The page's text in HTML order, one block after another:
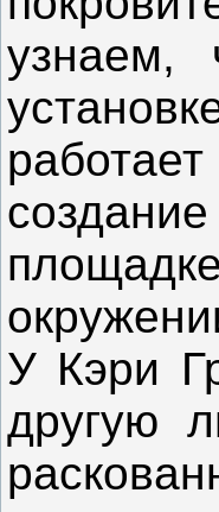
узнаем,
У Кэри
другую